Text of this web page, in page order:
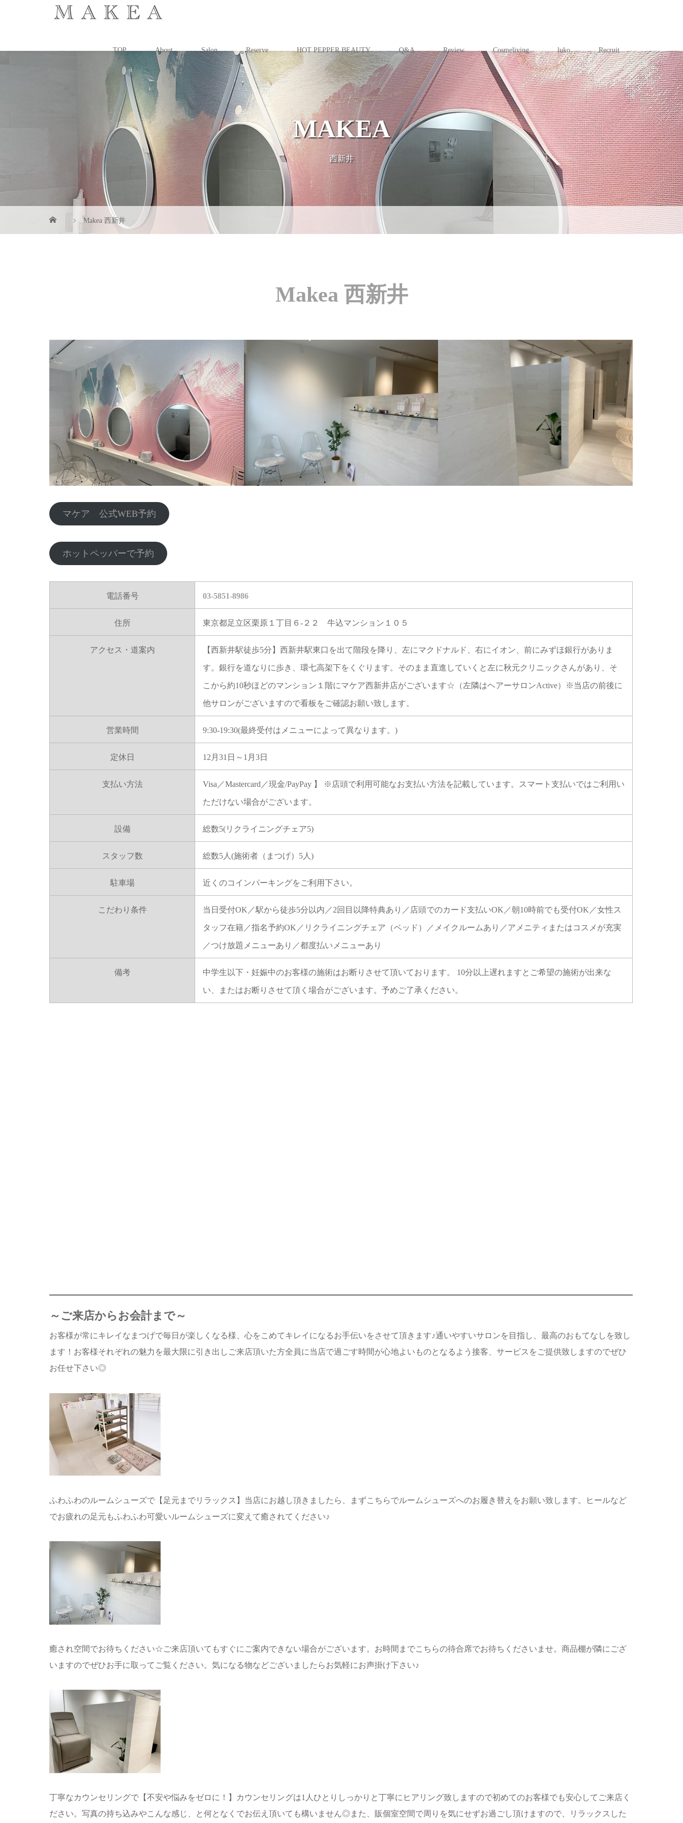
TOP About Salon Reserve HOT PEPPER BEAUTY Q&A Review Cosmeliving luko Recruit
MAKEA
西新井
Makea 西新井
Makea 西新井
マケア 公式WEB予約
ホットペッパーで予約
電話番号 03-5851-8986
住所 東京都足立区栗原１丁目６-２２ 牛込マンション１０５
アクセス・道案内 【西新井駅徒歩5分】西新井駅東口を出て階段を降り、左にマクドナルド、右にイオン、前にみずほ銀行がありま
す。銀行を道なりに歩き、環七高架下をくぐります。そのまま直進していくと左に秋元クリニックさんがあり、そ
こから約10秒ほどのマンション１階にマケア西新井店がございます☆（左隣はヘアーサロンActive）※当店の前後に
他サロンがございますので看板をご確認お願い致します。
営業時間 9:30-19:30(最終受付はメニューによって異なります。)
定休日 12月31日～1月3日
支払い方法 Visa／Mastercard／現金/PayPay 】 ※店頭で利用可能なお支払い方法を記載しています。スマート支払いではご利用い
ただけない場合がございます。
設備 総数5(リクライニングチェア5)
スタッフ数 総数5人(施術者（まつげ）5人)
駐車場 近くのコインパーキングをご利用下さい。
こだわり条件 当日受付OK／駅から徒歩5分以内／2回目以降特典あり／店頭でのカード支払いOK／朝10時前でも受付OK／女性ス
タッフ在籍／指名予約OK／リクライニングチェア（ベッド）／メイクルームあり／アメニティまたはコスメが充実
／つけ放題メニューあり／都度払いメニューあり
備考 中学生以下・妊娠中のお客様の施術はお断りさせて頂いております。 10分以上遅れますとご希望の施術が出来な
い、またはお断りさせて頂く場合がございます。予めご了承ください。
～ご来店からお会計まで～
お客様が常にキレイなまつげで毎日が楽しくなる様、心をこめてキレイになるお手伝いをさせて頂きます♪通いやすいサロンを目指し、最高のおもてなしを致し
ます！お客様それぞれの魅力を最大限に引き出しご来店頂いた方全員に当店で過ごす時間が心地よいものとなるよう接客、サービスをご提供致しますのでぜひ
お任せ下さい◎
ふわふわのルームシューズで【足元までリラックス】当店にお越し頂きましたら、まずこちらでルームシューズへのお履き替えをお願い致します。ヒールなど
でお疲れの足元もふわふわ可愛いルームシューズに変えて癒されてください♪
癒され空間でお待ちください☆ご来店頂いてもすぐにご案内できない場合がございます。お時間までこちらの待合席でお待ちくださいませ。商品棚が隣にござ
いますのでぜひお手に取ってご覧ください。気になる物などございましたらお気軽にお声掛け下さい♪
丁寧なカウンセリングで【不安や悩みをゼロに！】カウンセリングは1人ひとりしっかりと丁寧にヒアリング致しますので初めてのお客様でも安心してご来店く
ださい。写真の持ち込みやこんな感じ、と何となくでお伝え頂いても構いません◎また、販個室空間で周りを気にせずお過ごし頂けますので、リラックスした